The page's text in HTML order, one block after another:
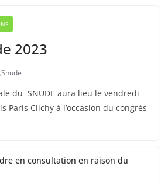
2023
Snude
du SNUDE aura lieu le vendredi
Paris Clichy à l’occasion du congrès
en consultation en raison du